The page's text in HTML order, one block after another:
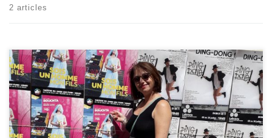
2 articles
Deux jours, j’avais deux petits jours à consacrer au plus grand Festival
de théâtre du monde : le Festival d’Avignon OFF, et croyez-moi, j’ai
optimisé chaque seconde ! Reportage sur ces deux jours de folie d’une